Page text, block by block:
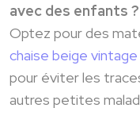
avec des enfants ?
Optez pour des
chaise beige vintage
pour éviter les
autres petites